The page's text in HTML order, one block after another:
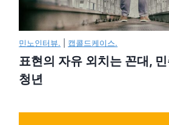
민노인터뷰. 캡콜드케이스.
표현의 자유 외치는 꼰대,
청년